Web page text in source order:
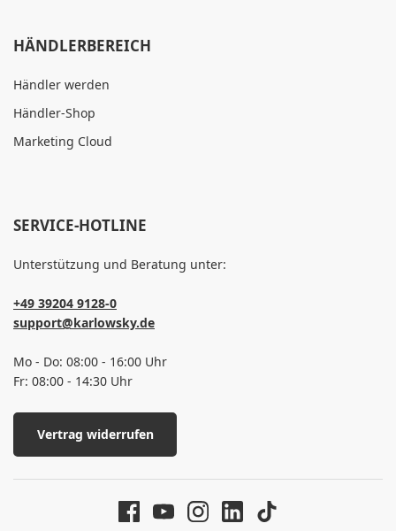
HÄNDLERBEREICH
Händler werden
Händler-Shop
Marketing Cloud
SERVICE-HOTLINE
Unterstützung und Beratung unter:
+49 39204 9128-0
support@karlowsky.de
Mo - Do: 08:00 - 16:00 Uhr
Fr: 08:00 - 14:30 Uhr
Vertrag widerrufen